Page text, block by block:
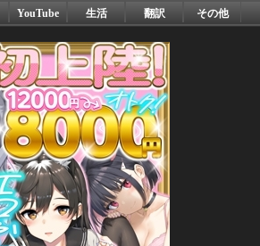
YouTube 生活 翻訳 その他